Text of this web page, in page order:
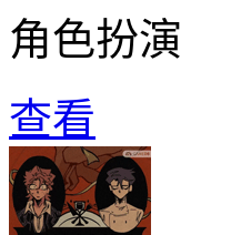
角色扮演
查看